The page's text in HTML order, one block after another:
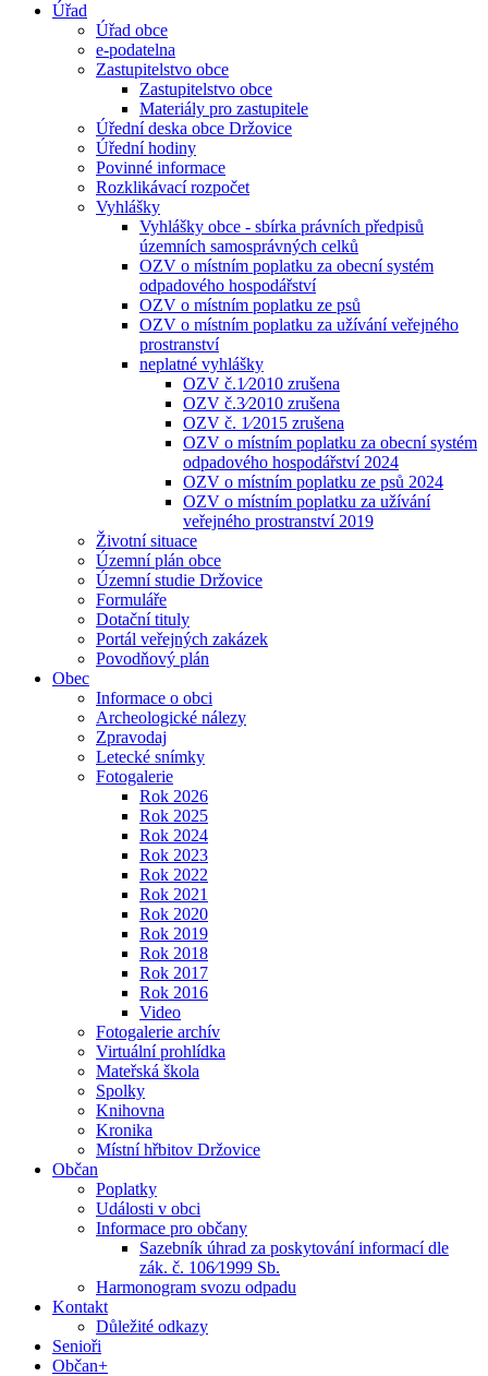
Úřad
Úřad obce
e-podatelna
Zastupitelstvo obce
Zastupitelstvo obce
Materiály pro zastupitele
Úřední deska obce Držovice
Úřední hodiny
Povinné informace
Rozklikávací rozpočet
Vyhlášky
Vyhlášky obce - sbírka právních předpisů
územních samosprávných celků
OZV o místním poplatku za obecní systém
odpadového hospodářství
OZV o místním poplatku ze psů
OZV o místním poplatku za užívání veřejného
prostranství
neplatné vyhlášky
OZV č.1⁄2010 zrušena
OZV č.3⁄2010 zrušena
OZV č. 1⁄2015 zrušena
OZV o místním poplatku za obecní systém
odpadového hospodářství 2024
OZV o místním poplatku ze psů 2024
OZV o místním poplatku za užívání
veřejného prostranství 2019
Životní situace
Územní plán obce
Územní studie Držovice
Formuláře
Dotační tituly
Portál veřejných zakázek
Povodňový plán
Obec
Informace o obci
Archeologické nálezy
Zpravodaj
Letecké snímky
Fotogalerie
Rok 2026
Rok 2025
Rok 2024
Rok 2023
Rok 2022
Rok 2021
Rok 2020
Rok 2019
Rok 2018
Rok 2017
Rok 2016
Video
Fotogalerie archív
Virtuální prohlídka
Mateřská škola
Spolky
Knihovna
Kronika
Místní hřbitov Držovice
Občan
Poplatky
Události v obci
Informace pro občany
Sazebník úhrad za poskytování informací dle
zák. č. 106⁄1999 Sb.
Harmonogram svozu odpadu
Kontakt
Důležité odkazy
Senioři
Občan+